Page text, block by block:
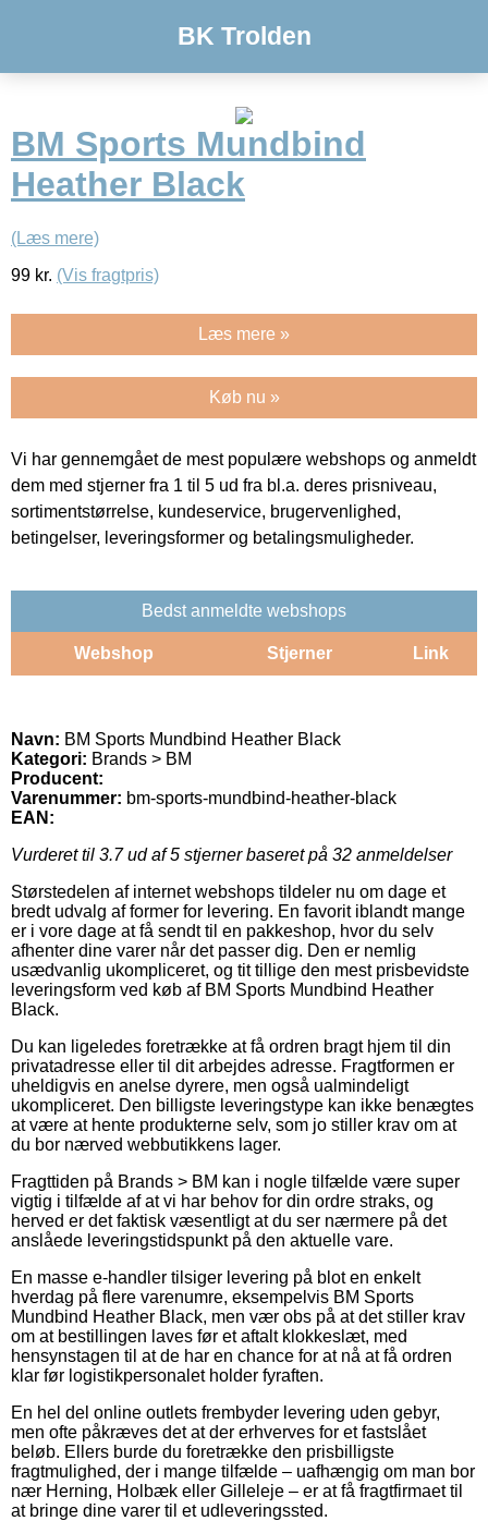
BK Trolden
BM Sports Mundbind
Heather Black
(Læs mere)
99 kr. (Vis fragtpris)
Læs mere »
Køb nu »
Vi har gennemgået de mest populære webshops og anmeldt
dem med stjerner fra 1 til 5 ud fra bl.a. deres prisniveau,
sortimentstørrelse, kundeservice, brugervenlighed,
betingelser, leveringsformer og betalingsmuligheder.
Bedst anmeldte webshops
Webshop Stjerner Link
Navn: BM Sports Mundbind Heather Black
Kategori: Brands > BM
Producent:
Varenummer: bm-sports-mundbind-heather-black
EAN:
Vurderet til 3.7ud af 5 stjerner baseret på 32 anmeldelser
Størstedelen af internet webshops tildeler nu om dage et
bredt udvalg af former for levering. En favorit iblandt mange
er i vore dage at få sendt til en pakkeshop, hvor du selv
afhenter dine varer når det passer dig. Den er nemlig
usædvanlig ukompliceret, og tit tillige den mest prisbevidste
leveringsform ved køb af BM Sports Mundbind Heather
Black.
Du kan ligeledes foretrække at få ordren bragt hjem til din
privatadresse eller til dit arbejdes adresse. Fragtformen er
uheldigvis en anelse dyrere, men også ualmindeligt
ukompliceret. Den billigste leveringstype kan ikke benægtes
at være at hente produkterne selv, som jo stiller krav om at
du bor nærved webbutikkens lager.
Fragttiden på Brands > BM kan i nogle tilfælde være super
vigtig i tilfælde af at vi har behov for din ordre straks, og
herved er det faktisk væsentligt at du ser nærmere på det
anslåede leveringstidspunkt på den aktuelle vare.
En masse e-handler tilsiger levering på blot en enkelt
hverdag på flere varenumre, eksempelvis BM Sports
Mundbind Heather Black, men vær obs på at det stiller krav
om at bestillingen laves før et aftalt klokkeslæt, med
hensynstagen til at de har en chance for at nå at få ordren
klar før logistikpersonalet holder fyraften.
En hel del online outlets frembyder levering uden gebyr,
men ofte påkræves det at der erhverves for et fastslået
beløb. Ellers burde du foretrække den prisbilligste
fragtmulighed, der i mange tilfælde – uafhængig om man bor
nær Herning, Holbæk eller Gilleleje – er at få fragtfirmaet til
at bringe dine varer til et udleveringssted.